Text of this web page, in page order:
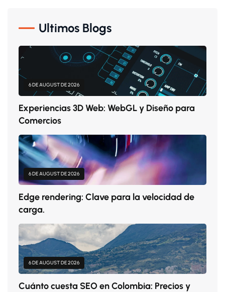
Ultimos Blogs
6 DE AUGUST DE 2026
Experiencias 3D Web: WebGL y Diseño para
Comercios
6 DE AUGUST DE 2026
Edge rendering: Clave para la velocidad de
carga.
6 DE AUGUST DE 2026
Cuánto cuesta SEO en Colombia: Precios y